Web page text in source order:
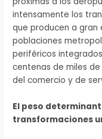
intensamente los
que producen a
poblaciones
periféricos
centenas de miles
del comercio y de
El peso
transformaciones